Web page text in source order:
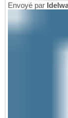
Envoyé par